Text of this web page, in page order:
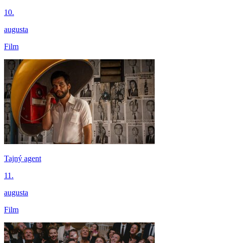
10.
augusta
Film
Tajný agent
11.
augusta
Film